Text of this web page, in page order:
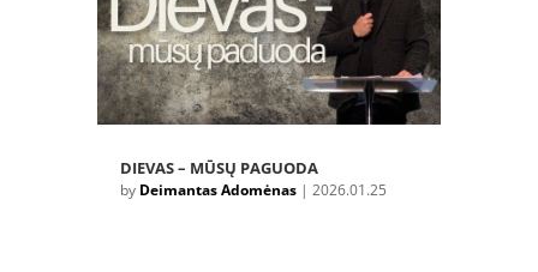
DIEVAS – MŪSŲ PAGUODA
by Deimantas Adomėnas| 2026.01.25